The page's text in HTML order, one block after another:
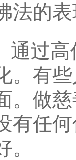
法的
通过
。有
。做
有任